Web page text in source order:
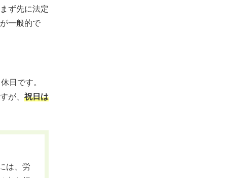
まず先に法定
一般的で
日です。
が、 祝日は
は、労